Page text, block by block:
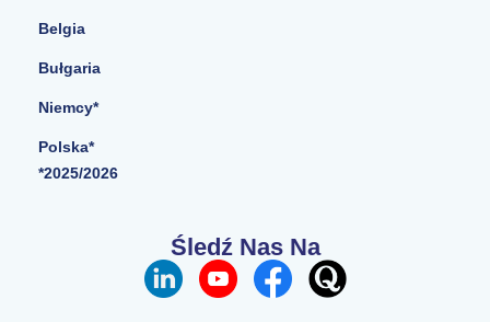
Belgia
Bułgaria
Niemcy*
Polska*
*2025/2026
Śledź Nas Na